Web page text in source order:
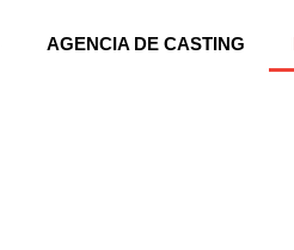
AGENCIA DE CASTING